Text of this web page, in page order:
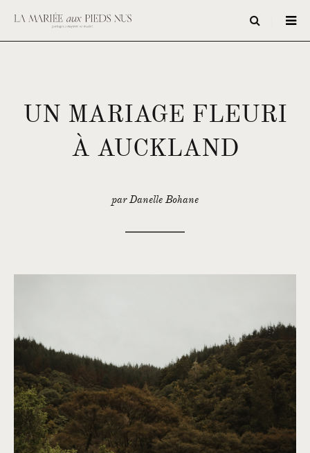
UN MARIAGE FLEURI
À AUCKLAND
par Danelle Bohane